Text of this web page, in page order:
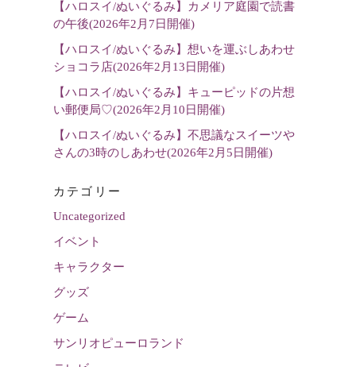
【ハロスイ/ぬいぐるみ】カメリア庭園で読書
の午後(2026年2月7日開催)
【ハロスイ/ぬいぐるみ】想いを運ぶしあわせ
ショコラ店(2026年2月13日開催)
【ハロスイ/ぬいぐるみ】キューピッドの片想
い郵便局♡(2026年2月10日開催)
【ハロスイ/ぬいぐるみ】不思議なスイーツや
さんの3時のしあわせ(2026年2月5日開催)
カテゴリー
Uncategorized
イベント
キャラクター
グッズ
ゲーム
サンリオピューロランド